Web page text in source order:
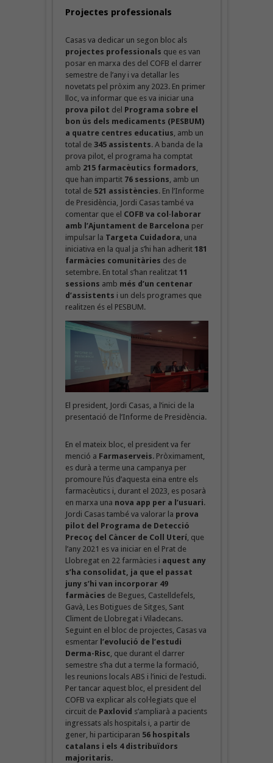
Projectes professionals
Casas va dedicar un segon bloc als
projectes professionals que es van
posar en marxa des del COFB el darrer
semestre de l’any i va detallar les
novetats pel pròxim any 2023. En primer
lloc, va informar que es va iniciar una
prova pilot del Programa sobre el
bon ús dels medicaments (PESBUM)
a quatre centres educatius , amb un
total de 345 assistents. A banda de la
prova pilot, el programa ha comptat
amb 215 farmacèutics formadors
que han impartit 76 sessions , amb un
total de 521 assistències. En l’Informe
de Presidència, Jordi Casas també va
comentar que el COFB va col·laborar
amb l’Ajuntament de Barcelona per
impulsar la Targeta Cuidadora , una
iniciativa en la qual ja s’hi han adherit 181
farmàcies comunitàries des de
setembre. En total s’han realitzat 11
sessions amb més d’un centenar
d’assistents i un dels programes que
realitzen és el PESBUM.
El president, Jordi Casas, a l’inici de la
presentació de l’Informe de Presidència.
En el mateix bloc, el president va fer
menció a Farmaserveis. Pròximament,
es durà a terme una campanya per
promoure l’ús d’aquesta eina entre els
farmacèutics i, durant el 2023, es posarà
en marxa una nova app per a l’usuari.
Jordi Casas també va valorar la prova
pilot del Programa de Detecció
Precoç del Càncer de Coll Uterí, que
l’any 2021 es va iniciar en el Prat de
Llobregat en 22 farmàcies i aquest any
s’ha consolidat, ja que el passat
juny s’hi van incorporar 49
farmàcies de Begues, Castelldefels,
Gavà, Les Botigues de Sitges, Sant
Climent de Llobregat i Viladecans.
Seguint en el bloc de projectes, Casas va
esmentar l’evolució de l’estudi
Derma-Risc , que durant el darrer
semestre s’ha dut a terme la formació,
les reunions locals ABS i l’inici de l’estudi.
Per tancar aquest bloc, el president del
COFB va explicar als col·legiats que el
circuit de Paxlovid s’ampliarà a pacients
ingressats als hospitals i, a partir de
gener, hi participaran 56 hospitals
catalans i els 4 distribuïdors
majoritaris.